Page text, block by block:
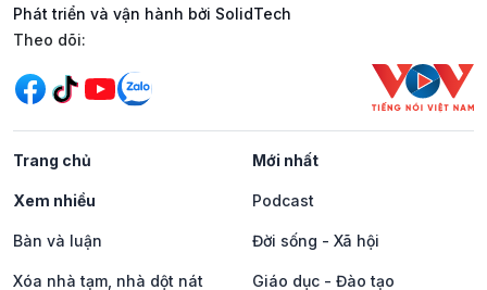
Phát triển và vận hành bởi SolidTech
Mạng xã hội
Theo dõi:
Trang chủ Mới nhất
Xem nhiều Podcast
Bàn và luận Đời sống - Xã hội
Xóa nhà tạm, nhà dột nát Giáo dục - Đào tạo